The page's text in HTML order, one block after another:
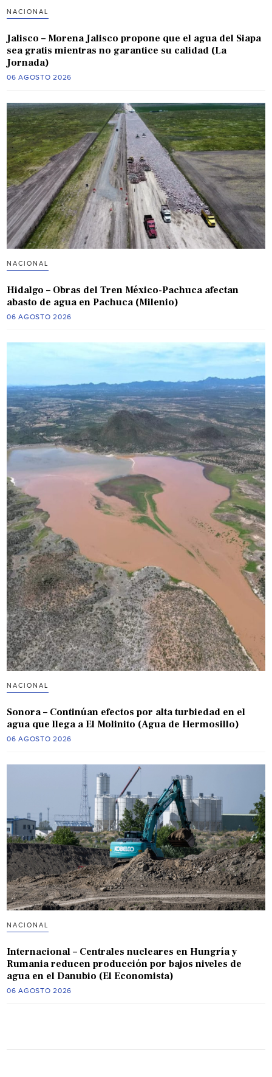
NACIONAL
Jalisco – Morena Jalisco propone que el agua del Siapa
sea gratis mientras no garantice su calidad (La
Jornada)
06 AGOSTO 2026
NACIONAL
Hidalgo – Obras del Tren México-Pachuca afectan
abasto de agua en Pachuca (Milenio)
06 AGOSTO 2026
NACIONAL
Sonora – Continúan efectos por alta turbiedad en el
agua que llega a El Molinito (Agua de Hermosillo)
06 AGOSTO 2026
NACIONAL
Internacional – Centrales nucleares en Hungría y
Rumania reducen producción por bajos niveles de
agua en el Danubio (El Economista)
06 AGOSTO 2026